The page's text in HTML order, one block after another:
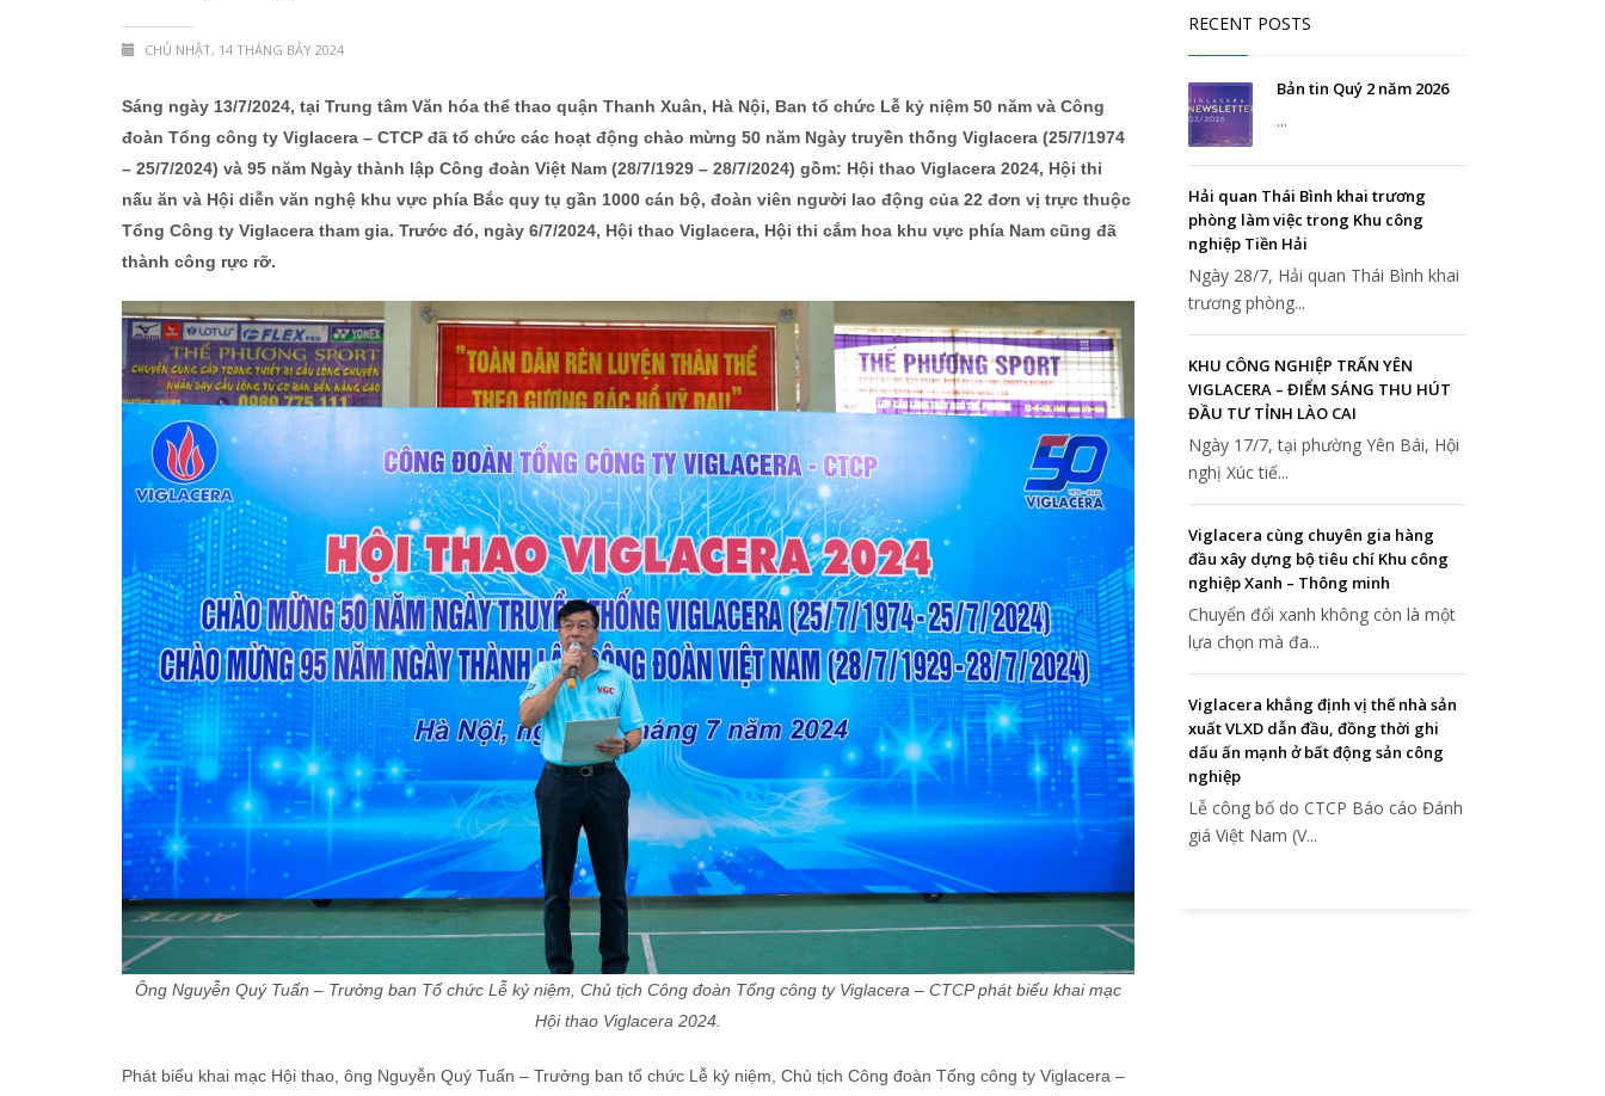
CHỦ NHẬT, 14 THÁNG BẢY 2024
Sáng ngày 13/7/2024, tại Trung tâm Văn hóa thể thao quận Thanh Xuân, Hà Nội, Ban tổ chức Lễ kỷ niệm 50 năm và Công
đoàn Tổng công ty Viglacera – CTCP đã tổ chức các hoạt động chào mừng 50 năm Ngày truyền thống Viglacera (25/7/1974
– 25/7/2024) và 95 năm Ngày thành lập Công đoàn Việt Nam (28/7/1929 – 28/7/2024) gồm: Hội thao Viglacera 2024, Hội thi
nấu ăn và Hội diễn văn nghệ khu vực phía Bắc quy tụ gần 1000 cán bộ, đoàn viên người lao động của 22 đơn vị trực thuộc
Tổng Công ty Viglacera tham gia. Trước đó, ngày 6/7/2024, Hội thao Viglacera, Hội thi cắm hoa khu vực phía Nam cũng đã
thành công rực rỡ.
Ông Nguyễn Quý Tuấn – Trưởng ban Tổ chức Lễ kỷ niệm, Chủ tịch Công đoàn Tổng công ty Viglacera – CTCP phát biểu khai mạc
Hội thao Viglacera 2024.
Phát biểu khai mạc Hội thao, ông Nguyễn Quý Tuấn – Trưởng ban tổ chức Lễ kỷ niệm, Chủ tịch Công đoàn Tổng công ty Viglacera –
RECENT POSTS
Bản tin Quý 2 năm 2026
...
Hải quan Thái Bình khai trương
phòng làm việc trong Khu công
nghiệp Tiền Hải
Ngày 28/7, Hải quan Thái Bình khai
trương phòng...
KHU CÔNG NGHIỆP TRẤN YÊN
VIGLACERA – ĐIỂM SÁNG THU HÚT
ĐẦU TƯ TỈNH LÀO CAI
Ngày 17/7, tại phường Yên Bái, Hội
nghị Xúc tiế...
Viglacera cùng chuyên gia hàng
đầu xây dựng bộ tiêu chí Khu công
nghiệp Xanh – Thông minh
Chuyển đổi xanh không còn là một
lựa chọn mà đa...
Viglacera khẳng định vị thế nhà sản
xuất VLXD dẫn đầu, đồng thời ghi
dấu ấn mạnh ở bất động sản công
nghiệp
Lễ công bố do CTCP Báo cáo Đánh
giá Việt Nam (V...